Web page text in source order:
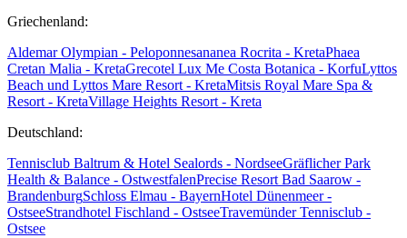
Griechenland:
Aldemar Olympian - Peloponnesananea Rocrita - KretaPhaea
Cretan Malia - KretaGrecotel Lux Me Costa Botanica - KorfuLyttos
Beach und Lyttos Mare Resort - KretaMitsis Royal Mare Spa &
Resort - KretaVillage Heights Resort - Kreta
Deutschland:
Tennisclub Baltrum & Hotel Sealords - NordseeGräflicher Park
Health & Balance - OstwestfalenPrecise Resort Bad Saarow -
BrandenburgSchloss Elmau - BayernHotel Dünenmeer -
OstseeStrandhotel Fischland - OstseeTravemünder Tennisclub -
Ostsee